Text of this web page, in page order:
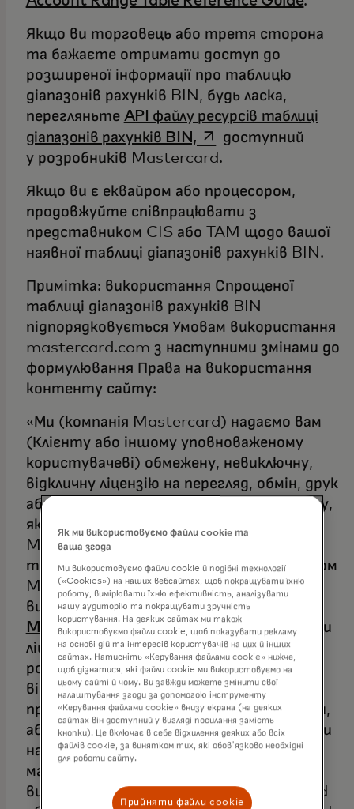
Якщо ви торговець або третя сторона
та бажаєте отримати доступ до
розширеної інформації про таблицю
діапазонів рахунків BIN, будь ласка,
перегляньте API файлу ресурсів таблиці
діапазонів рахунків BIN,opens in a new tab
доступний
у розробників Mastercard.
Якщо ви є еквайром або процесором,
продовжуйте співпрацювати з
представником CIS або TAM щодо вашої
наявної таблиці діапазонів рахунків BIN.
Примітка: використання Спрощеної
таблиці діапазонів рахунків BIN
підпорядковується Умовам використання
mastercard.com з наступними змінами до
формулювання Права на використання
контенту сайту:
«Ми (компанія Mastercard) надаємо вам
(Клієнту або іншому уповноваженому
користувачеві) обмежену, невиключну,
відкличну ліцензію на перегляд, обмін, друк
або завантаження будь-якого Контенту,
як визначено нижче, з цього Сайту
Mastercard виключно з метою надання
та/або підтримки Діяльності під брендом
Mastercard (термін «Діяльність»
визначено в розділі визначеньПравил
Mastercard. Ви не маєте права надавати
ліцензію, субліцензію, публікувати,
розповсюджувати, копіювати,
відтворювати в будь-якій формі,
продавати або іншим чином передавати,
або створювати будь-які похідні роботи
на основі будь-якого Контенту. Ви не
маєте права отримувати доступ або
використовувати цей Сайт Mastercard
Як ми використовуємо файли cookie та
ваша згода
Ми використовуємо файли cookie й подібні технології
(«Cookies») на наших вебсайтах, щоб покращувати їхню
роботу, вимірювати їхню ефективність, аналізувати
нашу аудиторію та покращувати зручність
користування. На деяких сайтах ми також
використовуємо файли cookie, щоб показувати рекламу
на основі дій та інтересів користувачів на цих й інших
сайтах. Натисніть «Керування файлами cookie» нижче,
щоб дізнатися, які файли cookie ми використовуємо на
цьому сайті й чому. Ви завжди можете змінити свої
налаштування згоди за допомогою інструменту
«Керування файлами cookie» внизу екрана (на деяких
сайтах він доступний у вигляді посилання замість
кнопки). Це включає в себе відхилення деяких або всіх
файлів cookie, за винятком тих, які обов'язково необхідні
для роботи сайту.
Прийняти файли cookie